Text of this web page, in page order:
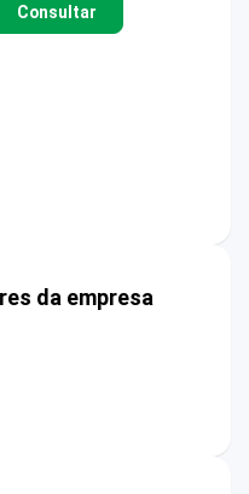
Consultar
da empresa